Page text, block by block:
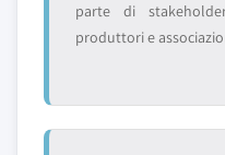
parte di
produttori e